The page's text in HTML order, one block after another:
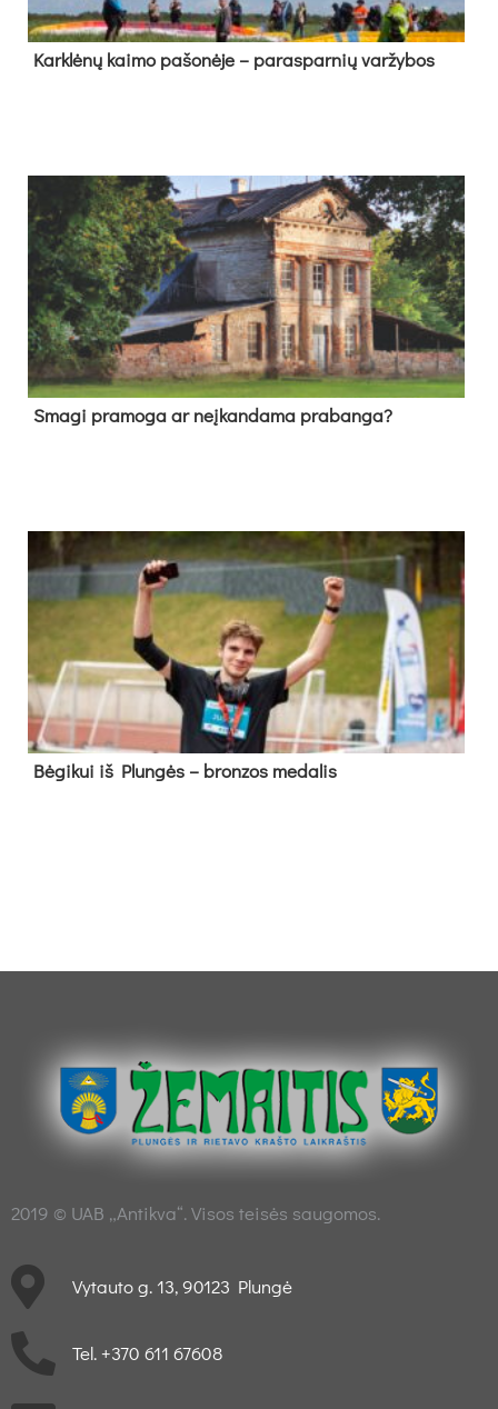
Kark­lė­nų kai­mo pa­šo­nė­je – pa­ras­par­nių var­žy­bos
Sma­gi pra­mo­ga ar neį­kan­da­ma pra­ban­ga?
Bė­gi­kui iš Plun­gės – bron­zos me­da­lis
2019 © UAB „Antikva“. Visos teisės saugomos.
Vytauto g. 13, 90123 Plungė
Tel. +370 611 67608